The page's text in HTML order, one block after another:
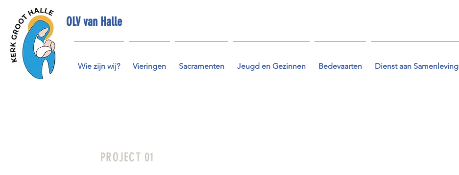
OLV van Halle
Wie zijn wij? Vieringen Sacramenten Jeugd en Gezinnen Bedevaarten Dienst aan Samenleving
PROJECT 01